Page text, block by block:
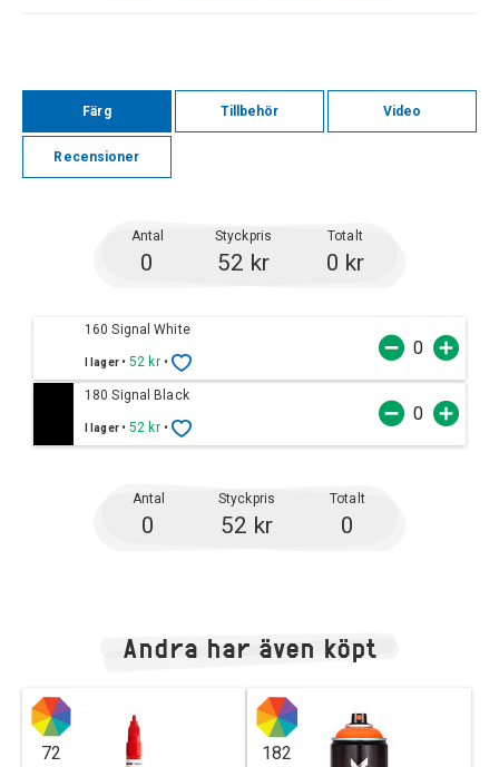
Färg Tillbehör Video
Recensioner
Antal Styckpris Totalt
0 52 kr 0 kr
160 Signal White
I lager •52 kr •
180 Signal Black
I lager •52 kr •
Antal Styckpris Totalt
0 52 kr 0
Andra har även köpt
72 182